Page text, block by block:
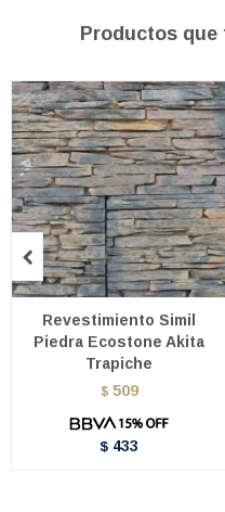
Productos
Revestimiento Simil
Piedra Ecostone Akita
Trapiche
$ 509
$ 433
